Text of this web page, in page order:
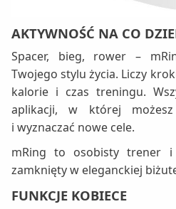
AKTYWNOŚĆ NA CO
Spacer, bieg, rower –
Twojego stylu życia. Liczy
kalorie i czas treningu.
aplikacji, w której
i wyznaczać nowe cele.
mRing to osobisty trener i
zamknięty w eleganckiej
FUNKCJE KOBIECE